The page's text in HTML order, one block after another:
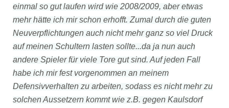
einmal so gut laufen wird wie 2008/2009, aber etwas
mehr hätte ich mir schon erhofft. Zumal durch die guten
Neuverpflichtungen auch nicht mehr ganz so viel Druck
auf meinen Schultern lasten sollte...da ja nun auch
andere Spieler für viele Tore gut sind. Auf jeden Fall
habe ich mir fest vorgenommen an meinem
Defensivverhalten zu arbeiten, sodass es nicht mehr zu
solchen Aussetzern kommt wie z.B. gegen Kaulsdorf